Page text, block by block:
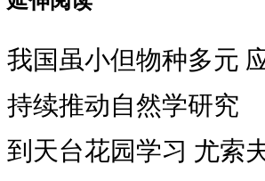
我国虽小但物种多元
持续推动自然学研究
到天台花园学习 尤索